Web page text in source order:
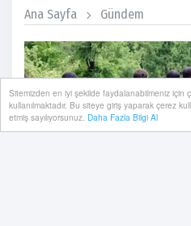
Sitemizden en iyi şekilde faydalanabilmeniz için
kullanılmaktadır. Bu siteye giriş yaparak çerez
etmiş sayılıyorsunuz. Daha Fazla Bilgi Al
Ana Sayfa Gündem